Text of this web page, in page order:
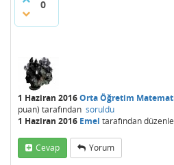
0
1 Haziran 2016Orta Öğretim
puan) tarafından soruldu
1 Haziran 2016 Emel tarafından
Cevap Yorum